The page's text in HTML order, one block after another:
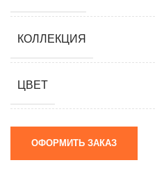
КОЛЛЕКЦИЯ
ЦВЕТ
ОФОРМИТЬ ЗАКАЗ